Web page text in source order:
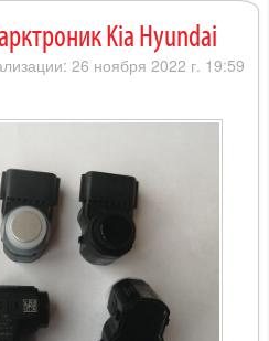
Kia Hyundai
26 ноября 2022 г. 19:59